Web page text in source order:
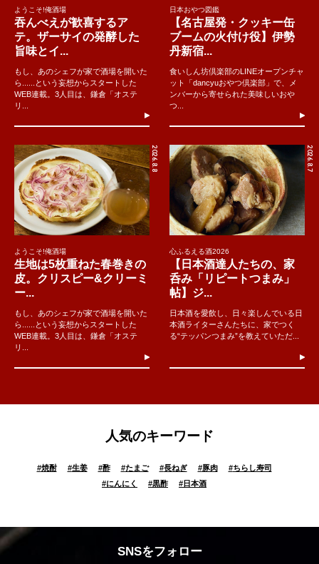
ようこそ!俺酒場
吞んべえが歓喜するア
テ。ザーサイの発酵した
旨味とイ...
もし、あのシェフが家で酒場を開いた
ら......という妄想からスタートした
WEB連載。3人目は、鎌倉「オステ
リ...
日本おやつ図鑑
【名古屋発・クッキー缶
ブームの火付け役】伊勢
丹新宿...
食いしん坊倶楽部のLINEオープンチャ
ット「dancyuおやつ倶楽部」で、メ
ンバーから寄せられた美味しいおや
つ...
2026.8.8
ようこそ!俺酒場
生地は5枚重ねた春巻きの
皮。クリスピー&クリーミ
ー...
もし、あのシェフが家で酒場を開いた
ら......という妄想からスタートした
WEB連載。3人目は、鎌倉「オステ
リ...
2026.8.7
心ふるえる酒2026
【日本酒達人たちの、家
呑み「リピートつまみ」
帖】ジ...
日本酒を愛飲し、日々楽しんでいる日
本酒ライターさんたちに、家でつく
る“テッパンつまみ”を教えていただ...
人気のキーワード
#焼酎 #生姜 #酢 #たまご #長ねぎ #豚肉 #ちらし寿司
#にんにく #黒酢 #日本酒
SNSをフォロー